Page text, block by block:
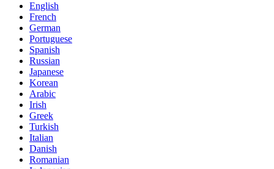
English
French
German
Portuguese
Spanish
Russian
Japanese
Korean
Arabic
Irish
Greek
Turkish
Italian
Danish
Romanian